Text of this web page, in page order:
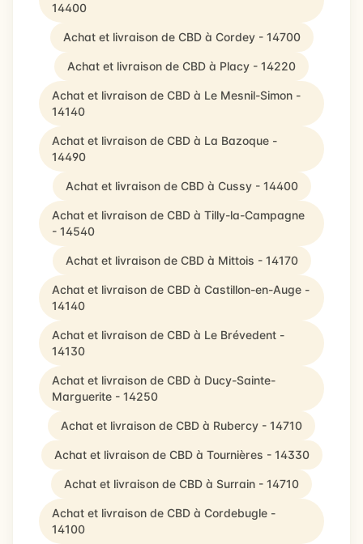
14400
Achat et livraison de CBD à Cordey - 14700
Achat et livraison de CBD à Placy - 14220
Achat et livraison de CBD à Le Mesnil-Simon -
14140
Achat et livraison de CBD à La Bazoque -
14490
Achat et livraison de CBD à Cussy - 14400
Achat et livraison de CBD à Tilly-la-Campagne
- 14540
Achat et livraison de CBD à Mittois - 14170
Achat et livraison de CBD à Castillon-en-Auge -
14140
Achat et livraison de CBD à Le Brévedent -
14130
Achat et livraison de CBD à Ducy-Sainte-
Marguerite - 14250
Achat et livraison de CBD à Rubercy - 14710
Achat et livraison de CBD à Tournières - 14330
Achat et livraison de CBD à Surrain - 14710
Achat et livraison de CBD à Cordebugle -
14100